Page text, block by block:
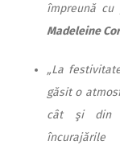
împreună cu
Madeleine
„La
găsit o
cât şi din